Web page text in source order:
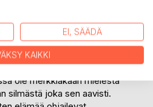
kuvaamisen hengessä
suosiolla taka-alalle ja
omalla äänellään, niin ettei
ole merkkiäkään mielestä
silmästä joka sen aavisti.
EI, SÄÄDÄ
KAIKKI